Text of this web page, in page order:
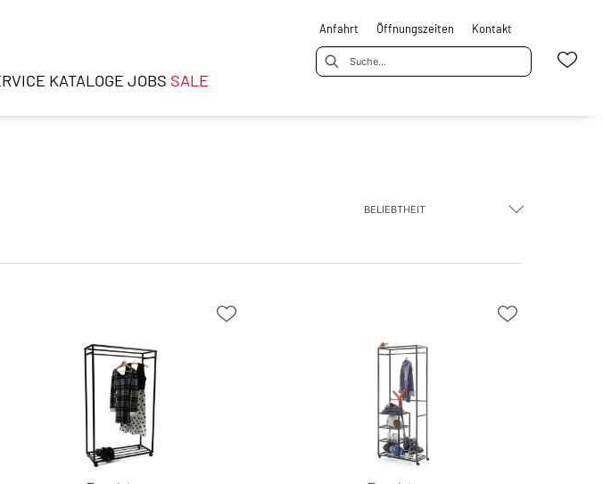
Anfahrt Öffnungszeiten Kontakt
KATALOGE JOBS SALE
BELIEBTHEIT